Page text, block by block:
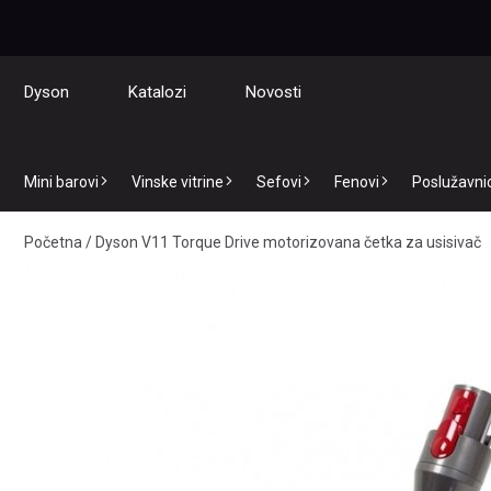
Dyson Katalozi Novosti
Mini barovi Vinske vitrine Sefovi Fenovi
Početna /Dyson V11 Torque Drive motorizovana četka za usisivač